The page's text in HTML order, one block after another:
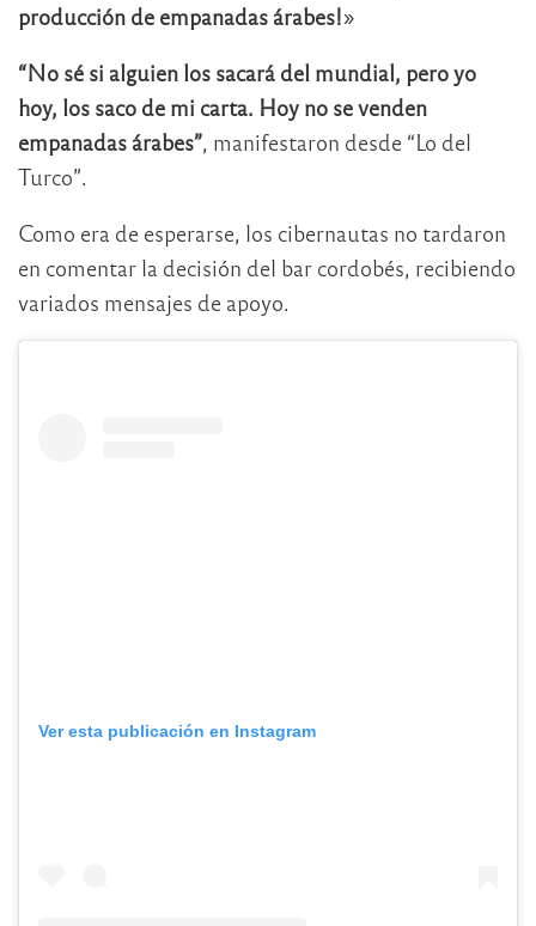
producción de empanadas árabes!»
“No sé si alguien los sacará del mundial, pero yo
hoy, los saco de mi carta. Hoy no se venden
empanadas árabes”, manifestaron desde “Lo del
Turco”.
Como era de esperarse, los cibernautas no tardaron
en comentar la decisión del bar cordobés, recibiendo
variados mensajes de apoyo.
Ver esta publicación en Instagram